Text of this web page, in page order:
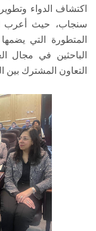
اكتشاف الدواء
سنجاب، حيث أعرب
المتطورة التي
الباحثين في مجال
التعاون المشترك بين